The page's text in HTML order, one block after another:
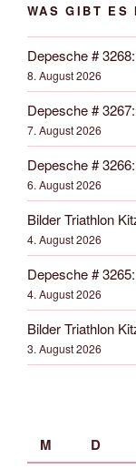
WAS GIBT ES
Depesche #
8. August 2026
Depesche #
7. August 2026
Depesche #
6. August 2026
Bilder Triathlon
4. August 2026
Depesche #
4. August 2026
Bilder Triathlon
3. August 2026
M D